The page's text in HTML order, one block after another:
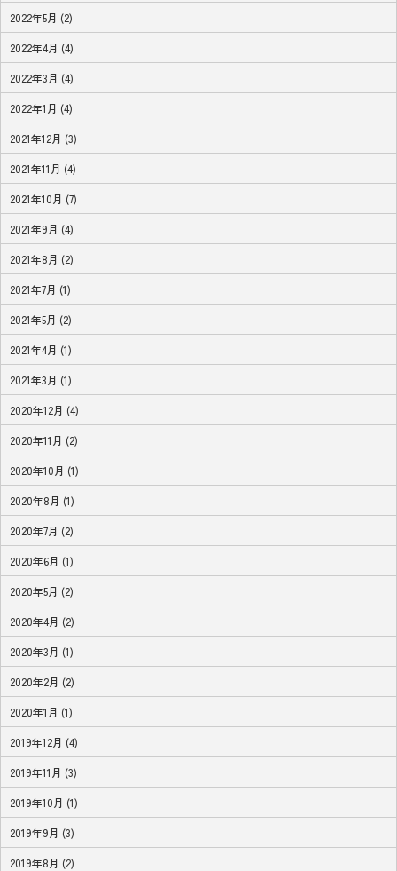
2022年5月 (2)
2022年4月 (4)
2022年3月 (4)
2022年1月 (4)
2021年12月 (3)
2021年11月 (4)
2021年10月 (7)
2021年9月 (4)
2021年8月 (2)
2021年7月 (1)
2021年5月 (2)
2021年4月 (1)
2021年3月 (1)
2020年12月 (4)
2020年11月 (2)
2020年10月 (1)
2020年8月 (1)
2020年7月 (2)
2020年6月 (1)
2020年5月 (2)
2020年4月 (2)
2020年3月 (1)
2020年2月 (2)
2020年1月 (1)
2019年12月 (4)
2019年11月 (3)
2019年10月 (1)
2019年9月 (3)
2019年8月 (2)